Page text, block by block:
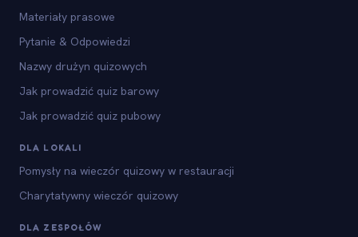
Materiały prasowe
Pytanie & Odpowiedzi
Nazwy drużyn quizowych
Jak prowadzić quiz barowy
Jak prowadzić quiz pubowy
DLA LOKALI
Pomysły na wieczór quizowy w restauracji
Charytatywny wieczór quizowy
DLA ZESPOŁÓW